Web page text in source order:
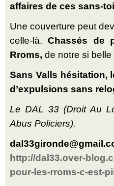
affaires de ces sans-
Une couverture peut
celle-là.Chassés de
Rroms, de notre si belle
Sans Valls hésitation,
d’expulsions sans
Le DAL 33 (Droit Au
Abus Policiers).
http://dal33.over-
pour-les-rroms-c-est-